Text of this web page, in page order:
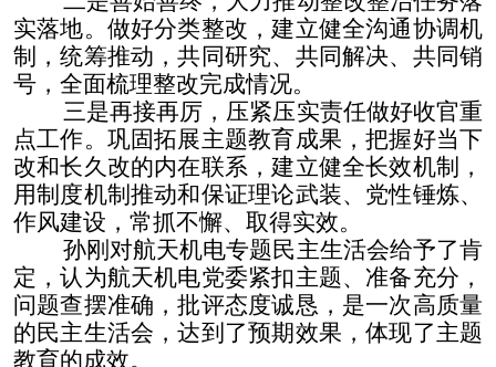
实落地。做好分类整改，建立健全沟通协调机
制，统筹推动，共同研究、共同解决、共同销
号，全面梳理整改完成情况。
三是再接再厉，压紧压实责任做好收官重
点工作。巩固拓展主题教育成果，把握好当下
改和长久改的内在联系，建立健全长效机制，
用制度机制推动和保证理论武装、党性锤炼、
作风建设，常抓不懈、取得实效。
孙刚对航天机电专题民主生活会给予了肯
定，认为航天机电党委紧扣主题、准备充分，
问题查摆准确，批评态度诚恳，是一次高质量
的民主生活会，达到了预期效果，体现了主题
教育的成效。